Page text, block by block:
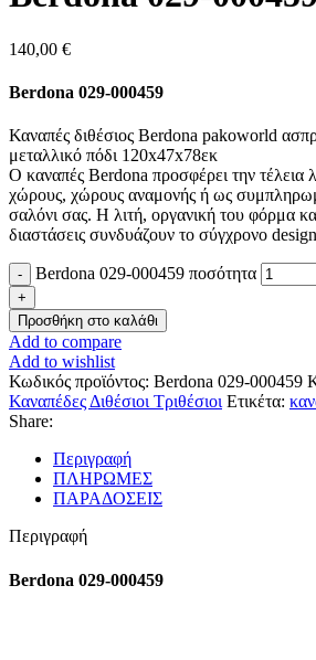
140,00 €
Berdona 029-000459
Καναπές διθέσιος Berdona pakoworld
μεταλλικό πόδι 120x47x78εκ
Ο καναπές Berdona προσφέρει την τέλεια
χώρους, χώρους αναμονής ή ως
σαλόνι σας. Η λιτή, οργανική του φόρμα
διαστάσεις συνδυάζουν το σύγχρονο
Berdona 029-000459 ποσότητα
Προσθήκη στο καλάθι
Add to compare
Add to wishlist
Κωδικός προϊόντος: Berdona 029-000459
Καναπέδες Διθέσιοι Τριθέσιοι Ετικέτα:
Share:
Περιγραφή
ΠΛΗΡΩΜΕΣ
ΠΑΡΑΔΟΣΕΙΣ
Περιγραφή
Berdona 029-000459